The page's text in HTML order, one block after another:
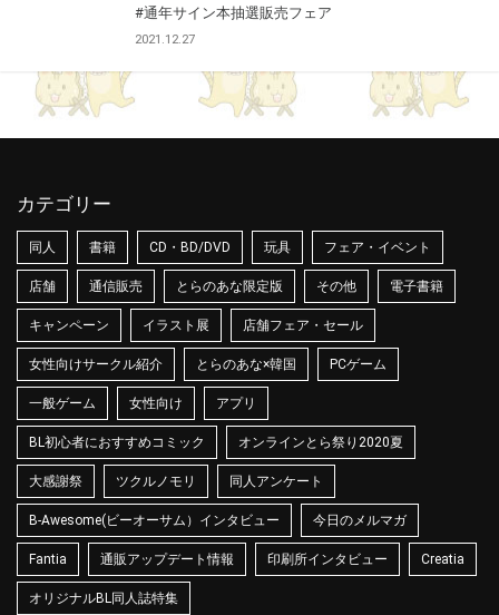
#通年サイン本抽選販売フェア
2021.12.27
カテゴリー
同人 書籍 CD・BD/DVD 玩具 フェア・イベント
店舗 通信販売 とらのあな限定版 その他 電子書籍
キャンペーン イラスト展 店舗フェア・セール
女性向けサークル紹介 とらのあな×韓国 PCゲーム
一般ゲーム 女性向け アプリ
BL初心者におすすめコミック オンラインとら祭り2020夏
大感謝祭 ツクルノモリ 同人アンケート
B-Awesome(ビーオーサム）インタビュー 今日のメルマガ
Fantia 通販アップデート情報 印刷所インタビュー Creatia
オリジナルBL同人誌特集